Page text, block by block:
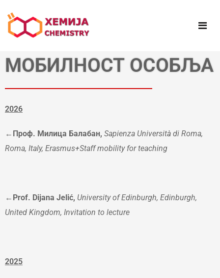
МОБИЛНОСТ ОСОБЉА
2026
←Проф. Милица Балабан, Sapienza Università di Roma,
Roma, Italy, Erasmus+Staff mobility for teaching
←Prof. Dijana Jelić, University of Edinburgh, Edinburgh,
United Kingdom, Invitation to lecture
2025